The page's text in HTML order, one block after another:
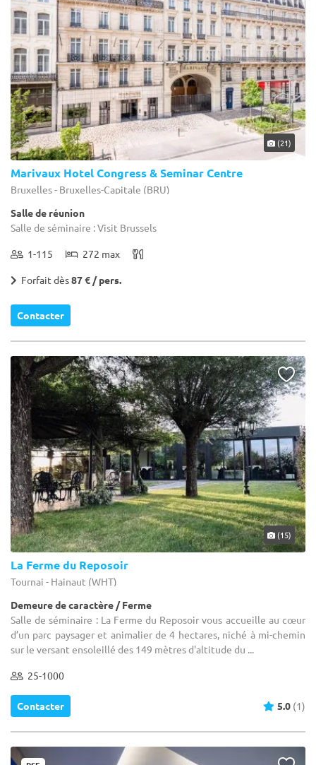
(21)
Marivaux Hotel Congress & Seminar Centre
Bruxelles - Bruxelles-Capitale (BRU)
Salle de réunion
Salle de séminaire : Visit Brussels
1-115 272 max
Forfait dès87 € / pers.
Contacter
(15)
La Ferme du Reposoir
Tournai - Hainaut (WHT)
Demeure de caractère / Ferme
Salle de séminaire : La Ferme du Reposoir vous accueille au cœur
d’un parc paysager et animalier de 4 hectares, niché à mi-chemin
sur le versant ensoleillé des 149 mètres d'altitude du ...
25-1000
Contacter 5.0 (1)